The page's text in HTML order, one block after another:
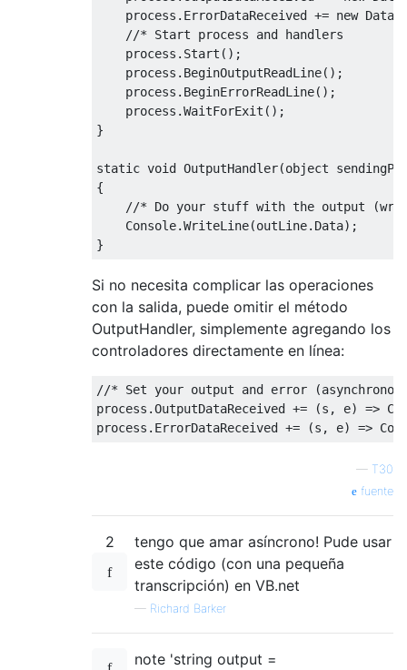
    process
. ErrorDataReceived += new
//* Start process and handlers
    process
. Start ();
    process
. BeginOutputReadLine();
    process
. BeginErrorReadLine();
    process
.WaitForExit ();
}
static void OutputHandler(object
{
//* Do your stuff with the output
Console.WriteLine(outLine. Data);
}
Si no necesita complicar las operaciones
con la salida, puede omitir el método
OutputHandler, simplemente agregando los
controladores directamente en línea:
//* Set your output and error
process .OutputDataReceived += (s , e) =>
process . ErrorDataReceived += (s , e) =>
— T30
fuente
2
tengo que amar asíncrono! Pude usar
este código (con una pequeña
transcripción) en VB.net
— Richard Barker
note 'string output =